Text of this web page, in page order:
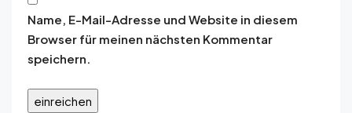
Name, E-Mail-Adresse und Website in diesem
Browser für meinen nächsten Kommentar
speichern.